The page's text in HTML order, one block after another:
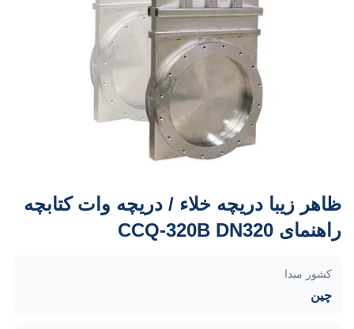
ظاهر زیبا دریچه خلاء / دریچه وات کتابچه
راهنمای CCQ-320B DN320
کشور مبدا
چین